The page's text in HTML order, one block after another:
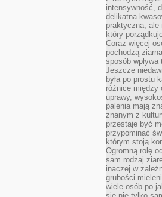
intensywność,
delikatna
praktyczna, ale
który
Coraz więcej
pochodzą
sposób
Jeszcze
była po prostu
różnice między
uprawy,
palenia mają
znanym z
przestaje być
przypominać
którym stoją
Ogromną rolę
sam rodzaj
inaczej w
grubości
wiele osób po